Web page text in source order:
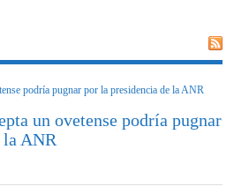
un ovetense podría pugnar
la ANR